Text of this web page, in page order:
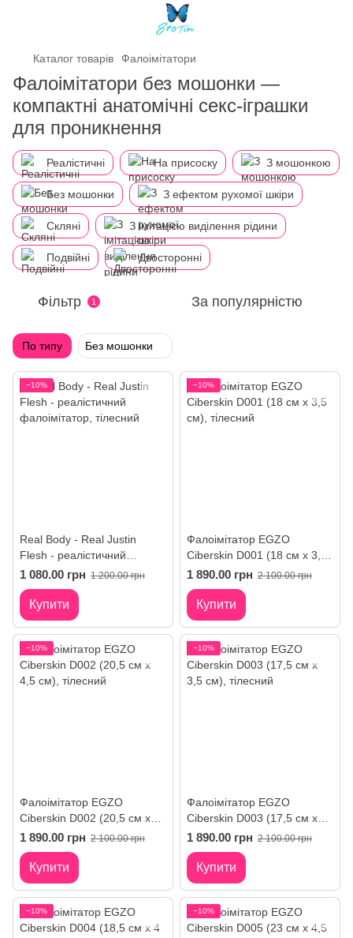
Каталог товарів Фалоімітатори
Фалоімітатори без мошонки —
компактні анатомічні секс-іграшки
для проникнення
Реалістичні На присоску З мошонкою
Без мошонки З ефектом рухомої шкіри
Скляні З імітацією виділення рідини
Подвійні Двосторонні
Фільтр 1 За популярністю
По типу Без мошонки
−10%
Real Body - Real Justin
Flesh - реалістичний
фалоімітатор
1 080.00 грн 1 200.00 грн
Купити
−10%
Фалоімітатор EGZO
Ciberskin D001 (18 см х 3,5
см)
1 890.00 грн 2 100.00 грн
Купити
−10%
Фалоімітатор EGZO
Ciberskin D002 (20,5 см х
4,5 см)
1 890.00 грн 2 100.00 грн
Купити
−10%
Фалоімітатор EGZO
Ciberskin D003 (17,5 см х
3,5 см)
1 890.00 грн 2 100.00 грн
Купити
−10% −10%